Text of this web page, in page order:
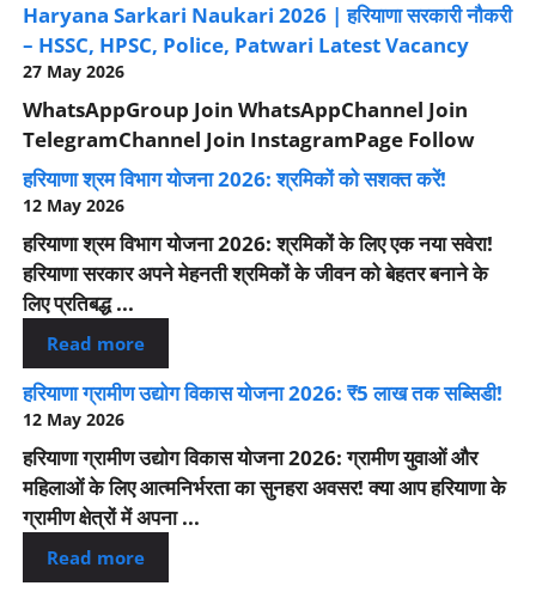
Haryana Sarkari Naukari 2026 | हरियाणा सरकारी नौकरी
– HSSC, HPSC, Police, Patwari Latest Vacancy
27 May 2026
WhatsAppGroup Join WhatsAppChannel Join
TelegramChannel Join InstagramPage Follow
हरियाणा श्रम विभाग योजना 2026: श्रमिकों को सशक्त करें!
12 May 2026
हरियाणा श्रम विभाग योजना 2026: श्रमिकों के लिए एक नया सवेरा!
हरियाणा सरकार अपने मेहनती श्रमिकों के जीवन को बेहतर बनाने के
लिए प्रतिबद्ध ...
Read more
हरियाणा ग्रामीण उद्योग विकास योजना 2026: ₹5 लाख तक सब्सिडी!
12 May 2026
हरियाणा ग्रामीण उद्योग विकास योजना 2026: ग्रामीण युवाओं और
महिलाओं के लिए आत्मनिर्भरता का सुनहरा अवसर! क्या आप हरियाणा के
ग्रामीण क्षेत्रों में अपना ...
Read more